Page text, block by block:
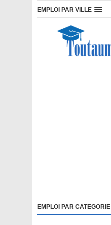
EMPLOI PAR VILLE
EMPLOI PAR CATEGORIE